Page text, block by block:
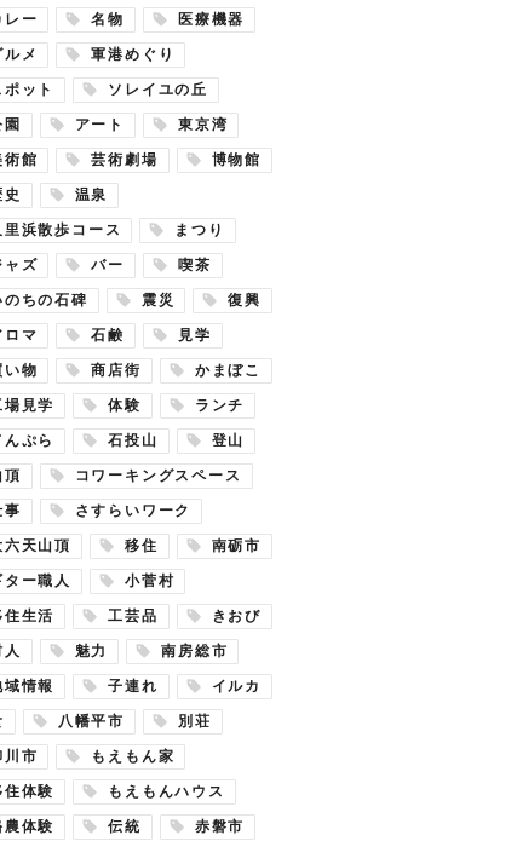
レー 名物 医療機器
ルメ 軍港めぐり
ポット ソレイユの丘
園 アート 東京湾
術館 芸術劇場 博物館
史 温泉
里浜散歩コース まつり
ャズ バー 喫茶
のちの石碑 震災 復興
ロマ 石鹸 見学
い物 商店街 かまぼこ
場見学 体験 ランチ
んぷら 石投山 登山
頂 コワーキングスペース
事 さすらいワーク
六天山頂 移住 南砺市
ター職人 小菅村
住生活 工芸品 きおび
魅力 南房総市
域情報 子連れ イルカ
八幡平市 別荘
川市 もえもん家
住体験 もえもんハウス
農体験 伝統 赤磐市